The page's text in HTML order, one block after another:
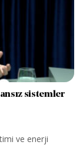
sistemler
ve enerji